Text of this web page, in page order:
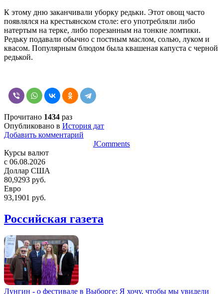
К этому дню заканчивали уборку редьки. Этот овощ часто
появлялся на крестьянском столе: его употребляли либо
натертым на терке, либо порезанным на тонкие ломтики.
Редьку подавали обычно с постным маслом, солью, луком и
квасом. Популярным блюдом была квашеная капуста с черной
редькой.
Прочитано 1434 раз
Опубликовано в История дат
Добавить комментарий
JComments
Курсы валют
c 06.08.2026
Доллар США
80,9293 руб.
Евро
93,1901 руб.
Российская газета
Лунгин - о фестивале в Выборге: Я хочу, чтобы мы увидели